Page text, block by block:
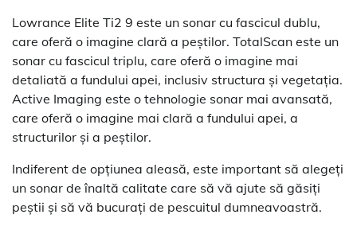
Lowrance Elite Ti2 9 este un sonar cu fascicul dublu,
care oferă o imagine clară a peștilor. TotalScan este un
sonar cu fascicul triplu, care oferă o imagine mai
detaliată a fundului apei, inclusiv structura și vegetația.
Active Imaging este o tehnologie sonar mai avansată,
care oferă o imagine mai clară a fundului apei, a
structurilor și a peștilor.
Indiferent de opțiunea aleasă, este important să alegeți
un sonar de înaltă calitate care să vă ajute să găsiți
peștii și să vă bucurați de pescuitul dumneavoastră.